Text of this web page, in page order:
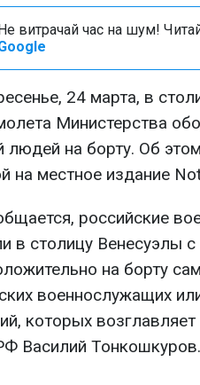
витрачай час на шум! Читай
24 марта, в
Министерства
людей на борту. Об
на местное издание
российские
в столицу Венесуэлы
на борту
военнослужащих
которых
Василий Тонкошкуров.